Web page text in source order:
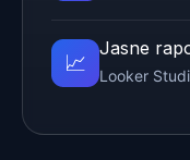
📈
Jasne
Looker